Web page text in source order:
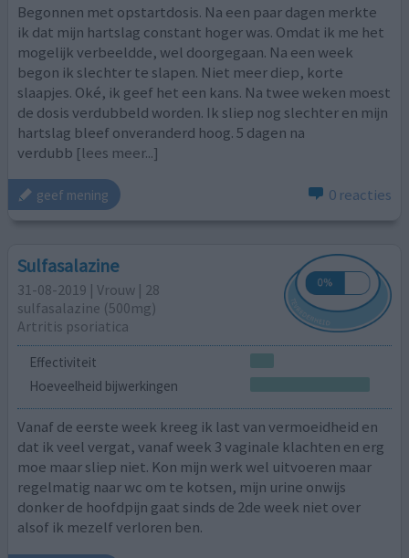
Begonnen met opstartdosis. Na een paar dagen merkte
ik dat mijn hartslag constant hoger was. Omdat ik me het
mogelijk verbeeldde, wel doorgegaan. Na een week
begon ik slechter te slapen. Niet meer diep, korte
slaapjes. Oké, ik geef het een kans. Na twee weken moest
de dosis verdubbeld worden. Ik sliep nog slechter en mijn
hartslag bleef onveranderd hoog. 5 dagen na
verdubb [lees meer...]
geef mening 0 reacties
Sulfasalazine
31-08-2019 | Vrouw | 28
sulfasalazine (500mg)
Artritis psoriatica
Effectiviteit
Hoeveelheid bijwerkingen
Vanaf de eerste week kreeg ik last van vermoeidheid en
dat ik veel vergat, vanaf week 3 vaginale klachten en erg
moe maar sliep niet. Kon mijn werk wel uitvoeren maar
regelmatig naar wc om te kotsen, mijn urine onwijs
donker de hoofdpijn gaat sinds de 2de week niet over
alsof ik mezelf verloren ben.